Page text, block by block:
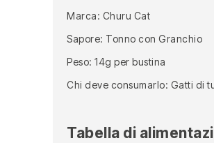
Marca: Churu Cat
Sapore: Tonno con Granchio
Peso: 14g per bustina
Chi deve consumarlo: Gatti di
Tabella di